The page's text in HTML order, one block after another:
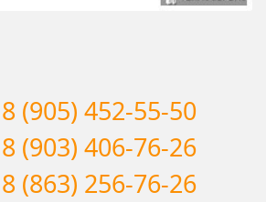
8 (905) 452-55-50
8 (903) 406-76-26
8 (863) 256-76-26